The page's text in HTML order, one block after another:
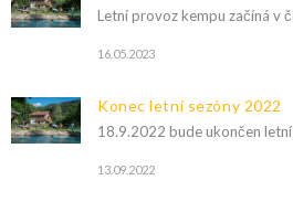
Letní provoz kempu začíná v
16.05.2023
Konec letní sezóny 2022
18.9.2022 bude ukončen
13.09.2022